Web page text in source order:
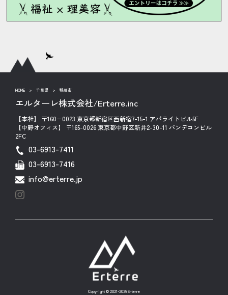
HOME > 千葉県 > 鴨川市
エルターレ株式会社/Erterre.inc
【本社】 〒160−0023 東京都新宿区西新宿7-15-1 アパライトビル5F
【中野オフィス】 〒165-0026 東京都中野区新井2-30-11 パンデコンビル
2FC
03-6913-7411
03-6913-7416
info@erterre.jp
Copyright © 2021-2026 Erterre